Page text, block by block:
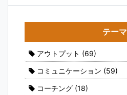
テーマ
アウトプット (69)
コミュニケーション (59)
コーチング (18)